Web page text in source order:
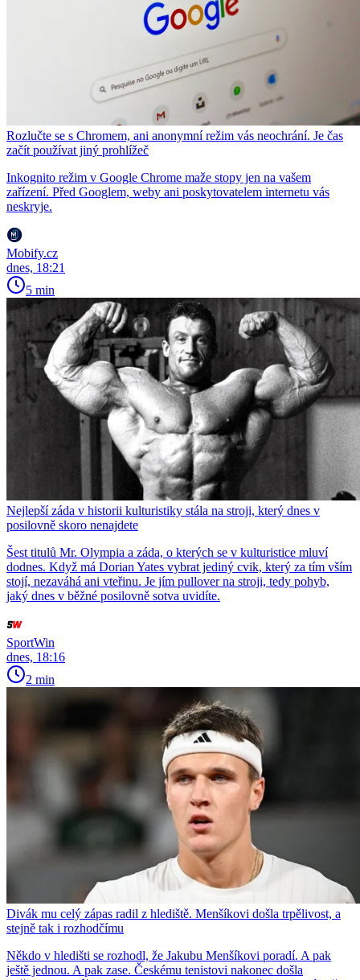
Rozlučte se s Chromem, ani anonymní režim vás neochrání. Je čas
začít používat jiný prohlížeč
Inkognito režim v Google Chrome maže stopy jen na vašem
zařízení. Před Googlem, weby ani poskytovatelem internetu vás
neskryje.
Mobify.cz
dnes, 18:21
5 min
Nejlepší záda v historii kulturistiky stála na stroji, který dnes v
posilovně skoro nenajdete
Šest titulů Mr. Olympia a záda, o kterých se v kulturistice mluví
dodnes. Když má Dorian Yates vybrat jediný cvik, který za tím vším
stojí, nezaváhá ani vteřinu. Je jím pullover na stroji, tedy pohyb,
jaký dnes v běžné posilovně sotva uvidíte.
SportWin
dnes, 18:16
2 min
Divák mu celý zápas radil z hlediště. Menšíkovi došla trpělivost, a
stejně tak i rozhodčímu
Někdo v hledišti se rozhodl, že Jakubu Menšíkovi poradí. A pak
ještě jednou. A pak zase. Českému tenistovi nakonec došla